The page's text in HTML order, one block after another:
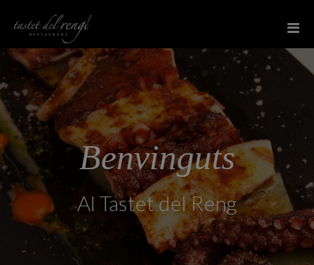
Benvinguts
Al Tastet del Reng